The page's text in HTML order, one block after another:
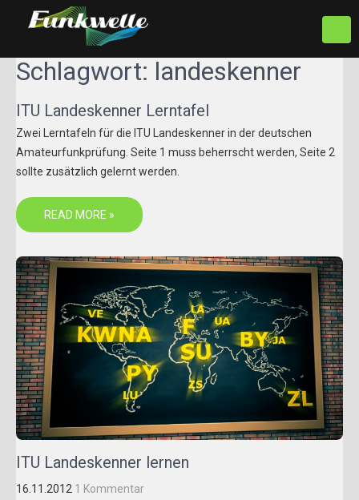
FUNKWELLE.COM
Alles rund ums Thema
hören und senden von
Schlagwort: landeskenner
ITU Landeskenner Lerntafel
Zwei Lerntafeln für die ITU Landeskenner in der deutschen
Amateurfunkprüfung. Seite 1 muss beherrscht werden, Seite 2
sollte zusätzlich gelernt werden.
READ MORE »
ITU Landeskenner lernen
16.11.2012 1 Kommentar